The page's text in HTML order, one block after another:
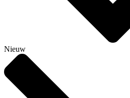
Nieuw